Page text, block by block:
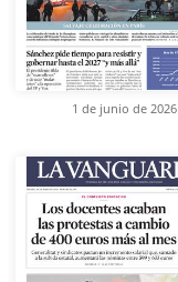
1 de junio de 2026